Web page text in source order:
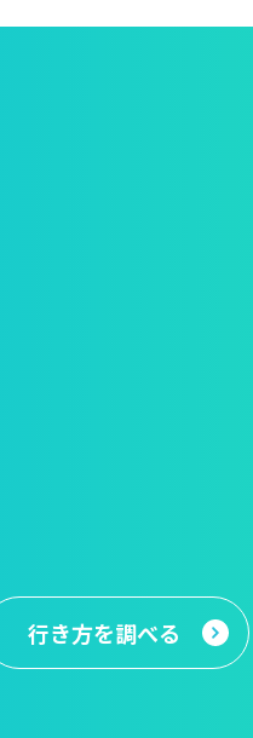
行き方を調べる